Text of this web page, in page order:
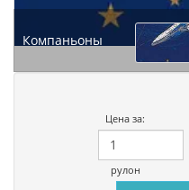
Компаньоны
Цена за:
рулон